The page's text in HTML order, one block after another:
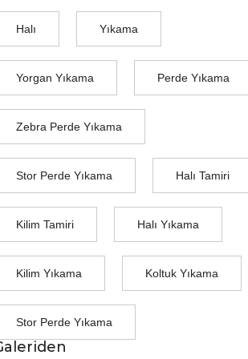
Halı Yıkama
Yorgan Yıkama Perde Yıkama
Zebra Perde Yıkama
Stor Perde Yıkama Halı Tamiri
Kilim Tamiri Halı Yıkama
Kilim Yıkama Koltuk Yıkama
Stor Perde Yıkama